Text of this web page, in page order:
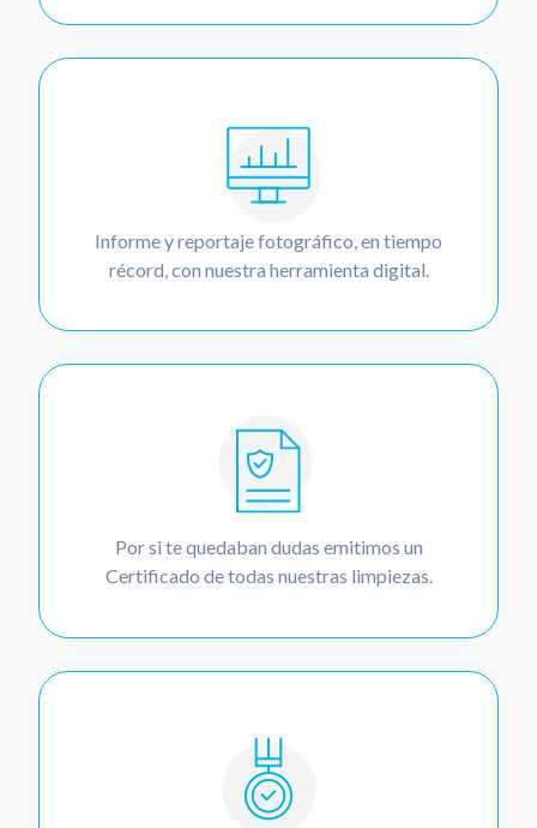
Informe y reportaje fotográfico, en tiempo
récord, con nuestra herramienta digital.
Por si te quedaban dudas emitimos un
Certificado de todas nuestras limpiezas.